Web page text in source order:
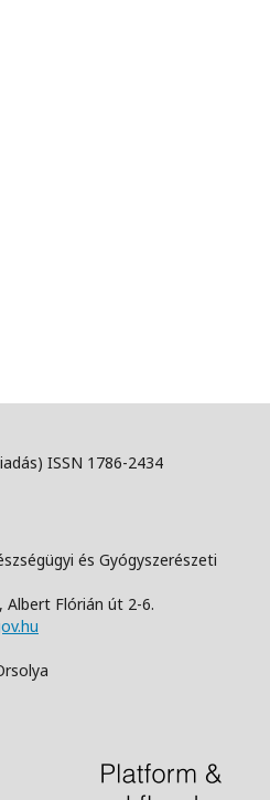
ISSN 1786-2434
és Gyógyszerészeti
Albert Flórián út 2-6.